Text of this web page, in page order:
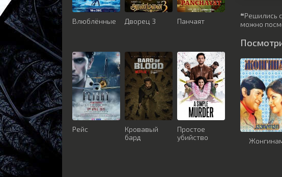
❝Решились
можно
Влюблённые Дворец 3 Панчаят
Рейс
Кровавый
бард
Простое
убийство